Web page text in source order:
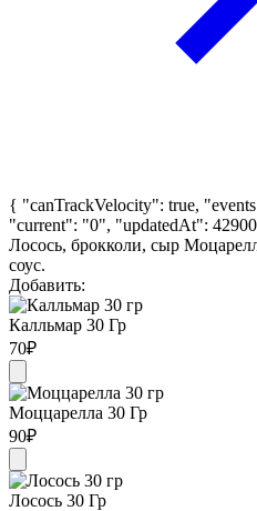
{ "canTrackVelocity": true,
"current": "0", "updatedAt":
Лосось, брокколи, сыр
соус.
Добавить:
Калльмар 30 Гр
70₽
Моццарелла 30 Гр
90₽
Лосось 30 Гр